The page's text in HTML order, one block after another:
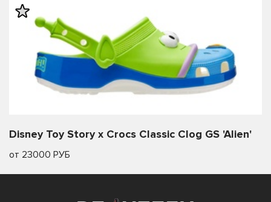
Disney Toy Story x Crocs Classic Clog GS 'Alien'
от 23000 РУБ